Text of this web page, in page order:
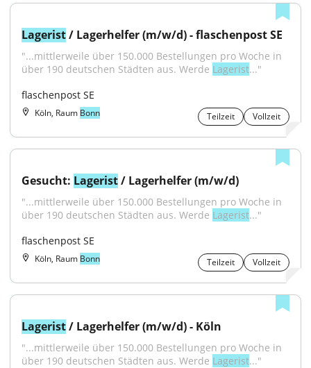
Lagerist / Lagerhelfer (m/w/d) - flaschenpost SE
"...mittlerweile über 150.000 Bestellungen pro Woche in
über 190 deutschen Städten aus. Werde Lagerist..."
flaschenpost SE
Köln, Raum Bonn Teilzeit Vollzeit
Gesucht: Lagerist / Lagerhelfer (m/w/d)
"...mittlerweile über 150.000 Bestellungen pro Woche in
über 190 deutschen Städten aus. Werde Lagerist..."
flaschenpost SE
Köln, Raum Bonn Teilzeit Vollzeit
Lagerist / Lagerhelfer (m/w/d) - Köln
"...mittlerweile über 150.000 Bestellungen pro Woche in
über 190 deutschen Städten aus. Werde Lagerist..."